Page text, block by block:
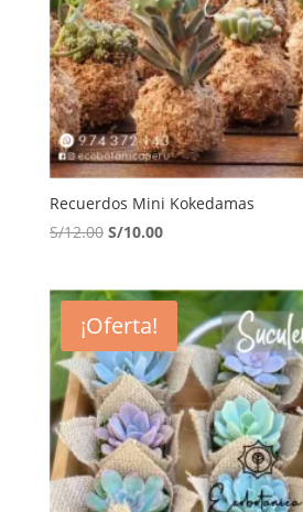
Recuerdos Mini Kokedamas
S/12.00 El
era:
S/12.00.
S/10.00El
es:
S/10.00.
¡Oferta!